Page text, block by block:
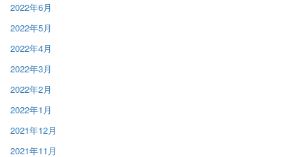
2022年6月
2022年5月
2022年4月
2022年3月
2022年2月
2022年1月
2021年12月
2021年11月